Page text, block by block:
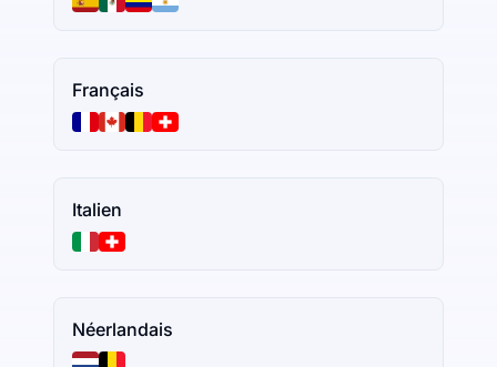
Français
Italien
Néerlandais